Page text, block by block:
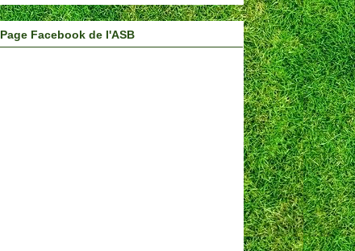
Page Facebook de l'ASB